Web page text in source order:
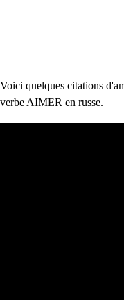
Voici quelques citations
verbe AIMER en russe.